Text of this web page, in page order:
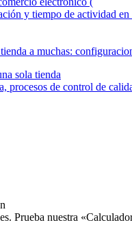
y tiempo de actividad en
a muchas:
sola tienda
procesos de control de
Prueba nuestra